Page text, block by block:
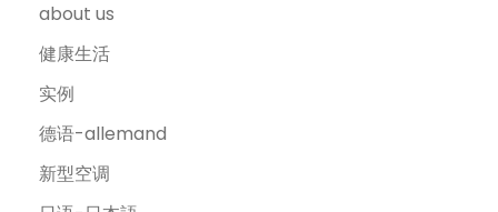
about us
健康生活
实例
德语-allemand
新型空调